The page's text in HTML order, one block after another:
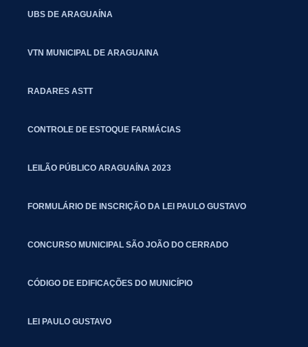
UBS DE ARAGUAÍNA
VTN MUNICIPAL DE ARAGUAINA
RADARES ASTT
CONTROLE DE ESTOQUE FARMÁCIAS
LEILÃO PÚBLICO ARAGUAÍNA 2023
FORMULÁRIO DE INSCRIÇÃO DA LEI PAULO GUSTAVO
CONCURSO MUNICIPAL SÃO JOÃO DO CERRADO
CÓDIGO DE EDIFICAÇÕES DO MUNICÍPIO
LEI PAULO GUSTAVO